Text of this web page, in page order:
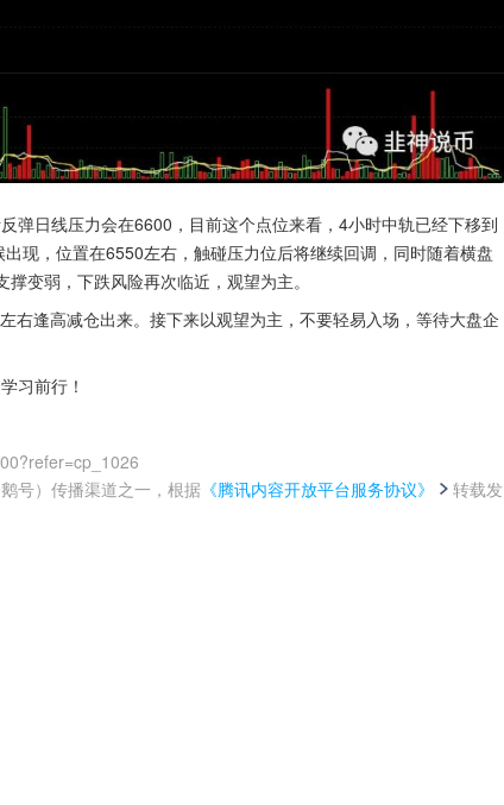
弹日线压力会在6600，目前这个点位来看，4小时中轨已经下移到
现，位置在6550左右，触碰压力位后将继续回调，同时随着横盘
变弱，下跌风险再次临近，观望为主。
右逢高减仓出来。接下来以观望为主，不要轻易入场，等待大盘企
习前行！
号）传播渠道之一，根据 《腾讯内容开放平台服务协议》
转载发